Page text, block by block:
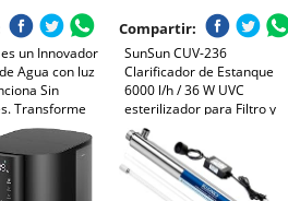
es un Innovador
Agua con luz
Sin
Transforme
Grifo en Agua
en 15
1 L
Compartir:
SunSun CUV-236
Clarificador de Estanque
6000 l/h / 36 W UVC
esterilizador para Filtro y
Bomba, purificador con
lámpara UV, Filtro de luz
para Control de Algas